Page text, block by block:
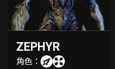
ZEPHYR
角色：